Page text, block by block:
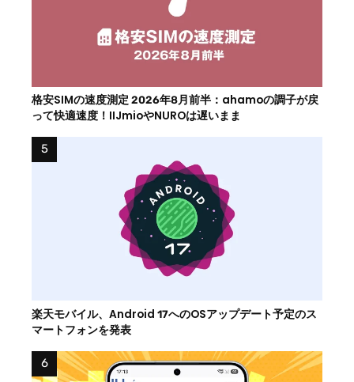
格安SIMの速度測定 2026年8月前半：ahamoの調子が戻
って快適速度！IIJmioやNUROは遅いまま
楽天モバイル、Android 17へのOSアップデート予定のス
マートフォンを発表